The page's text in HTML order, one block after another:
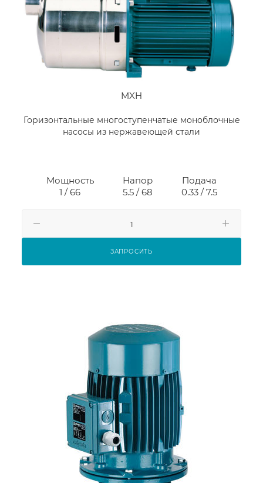
MXH
Горизонтальные многоступенчатые моноблочные
насосы из нержавеющей стали
Мощность
1 / 66
Напор
5.5 / 68
Подача
0.33 / 7.5
ЗАПРОСИТЬ